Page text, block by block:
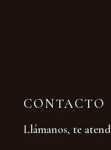
CONTACTO
Llámanos, te